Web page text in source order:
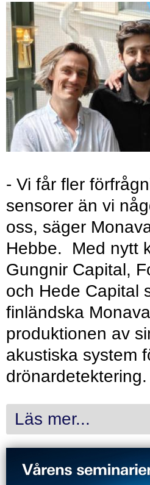
- Vi får fler
sensorer än vi
oss, säger
Hebbe. Med nytt
Gungnir Capital,
och Hede Capital
finländska
produktionen av
akustiska system
drönardetektering.
Läs mer...